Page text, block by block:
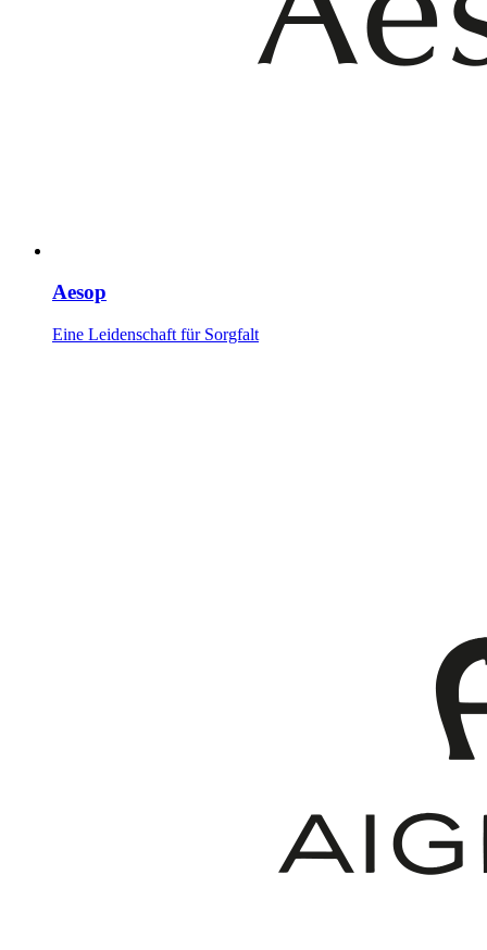
Aesop
Eine Leidenschaft für Sorgfalt